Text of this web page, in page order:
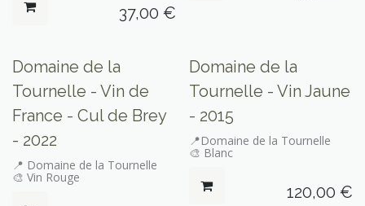
37,00 €
Domaine de la
Tournelle - Vin de
France - Cul de Brey
- 2022
📍 Domaine de la Tournelle
🎨 Vin Rouge
Domaine de la
Tournelle - Vin Jaune
- 2015
📍Domaine de la Tournelle
🎨 Blanc
120,00 €